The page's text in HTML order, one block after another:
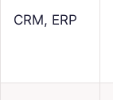
CRM, ERP